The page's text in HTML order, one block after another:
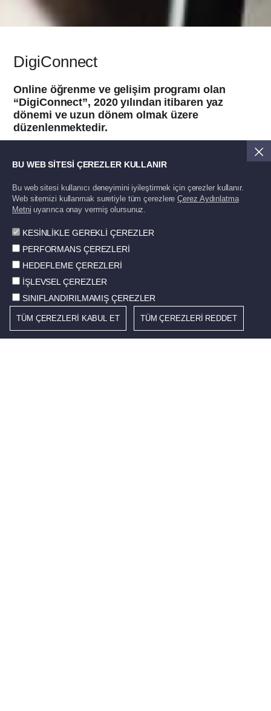
DigiConnect
Online öğrenme ve gelişim programı olan
“DigiConnect”, 2020 yılından itibaren yaz
dönemi ve uzun dönem olmak üzere
düzenlenmektedir.
liderleri ile deneyim paylaşımları, vizyoner
oryantasyonları ile öğrencilerin dijital platformları
kullanarak profesyonel hayata yönelik beceriler
kazanmaları, kişisel ve kariyer gelişimleri için
fırsatlar sunulması amaçlanmaktadır.
BU WEB SİTESİ ÇEREZLER KULLANIR
Bu web sitesi kullanıcı deneyimini iyileştirmek için çerezler kullanır.
Web sitemizi kullanmak suretiyle tüm çerezlereÇerez Aydınlatma
Metni uyarınca onay vermiş olursunuz.
KESİNLİKLE GEREKLİ ÇEREZLER
PERFORMANS ÇEREZLERİ
HEDEFLEME ÇEREZLERİ
İŞLEVSEL ÇEREZLER
SINIFLANDIRILMAMIŞ ÇEREZLER
TÜM ÇEREZLERİ KABUL ET TÜM ÇEREZLERİ REDDET